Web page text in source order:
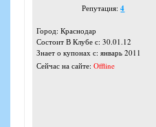
Репутация:4
Город: Краснодар
Состоит В Клубе с: 30.01.12
Знает о купонах с: январь 2011
Сейчас на сайте: Offline